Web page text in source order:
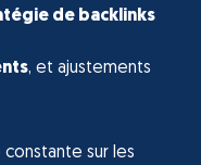
de backlinks
, et ajustements
sur les